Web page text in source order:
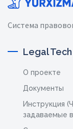
Система
Legal Tech
О проекте
Документы
Инструкция
задаваемые